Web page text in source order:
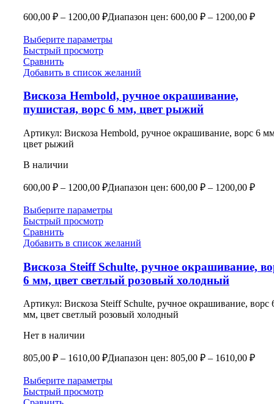
600,00 ₽ – 1200,00 ₽Диапазон цен: 600,00 ₽ – 1200,00 ₽
Выберите параметры
Быстрый просмотр
Сравнить
Добавить в список желаний
Вискоза Hembold, ручное окрашивание,
пушистая, ворс 6 мм, цвет рыжий
Артикул: Вискоза Hembold, ручное окрашивание, ворс 6
цвет рыжий
В наличии
600,00 ₽ – 1200,00 ₽Диапазон цен: 600,00 ₽ – 1200,00 ₽
Выберите параметры
Быстрый просмотр
Сравнить
Добавить в список желаний
Вискоза Steiff Schulte, ручное окрашивание,
6 мм, цвет светлый розовый холодный
Артикул: Вискоза Steiff Schulte, ручное окрашивание, ворс
мм, цвет светлый розовый холодный
Нет в наличии
805,00 ₽ – 1610,00 ₽Диапазон цен: 805,00 ₽ – 1610,00 ₽
Выберите параметры
Быстрый просмотр